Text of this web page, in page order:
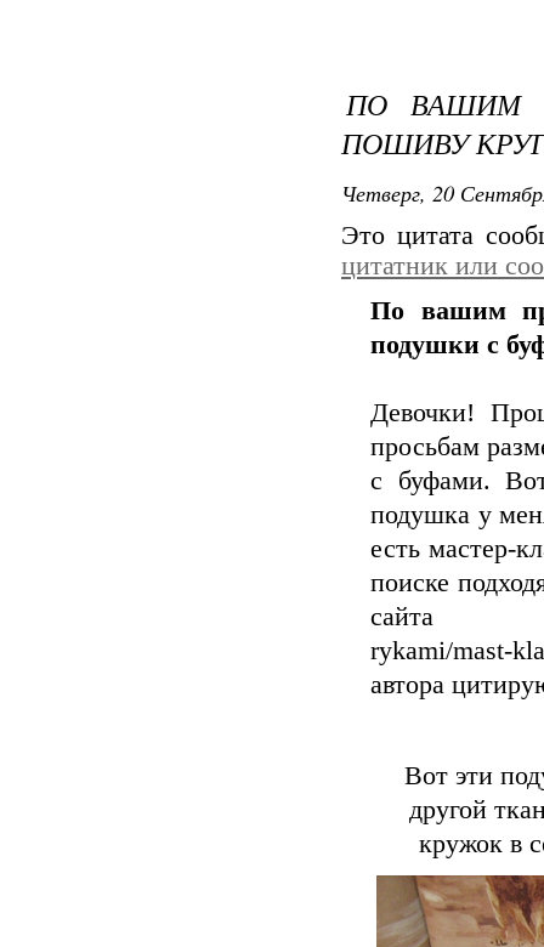
ПО ВАШИМ
ПОШИВУ
Четверг, 20
Это цитата
цитатник или
По вашим
подушки с
Девочки!
просьбам
с буфами.
подушка у
есть мастер-
поиске
сайта http://
rykami/mast-
автора
Вот эти
другой
кружок в